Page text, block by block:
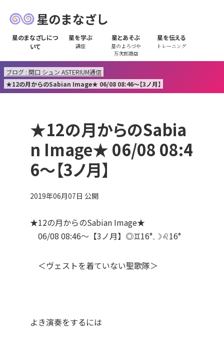
星のまなざし
星のまなざしにつ
いて
星を学ぶ
講座
星とあそぶ
星のよろづや
万次郎商店
星を伝える
トレーニング
ブログ : 関口 シュン ASTERIUM通信
★12の月からのSabian Image★ 06/08 08:46～【3ノ月】
★12の月からのSabia
n Image★ 06/08 08:4
6～【3ノ月】
2019年06月07日 公開
★12の月からのSabian Image★
06/08 08:46～【3ノ月】◎♊16°₋☽♌16°
＜ヴェストを着ていない聖歌隊＞
よき演奏をするには